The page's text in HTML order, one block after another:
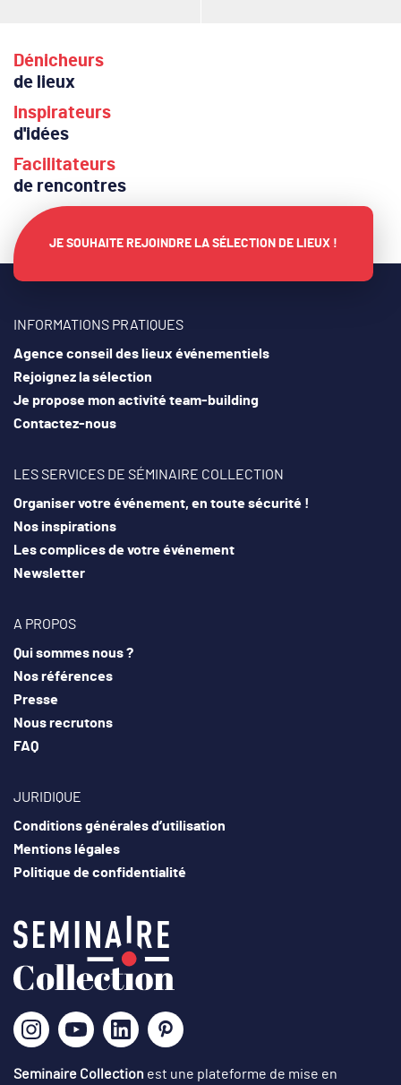
Dénicheurs
de lieux
Inspirateurs
d'idées
Facilitateurs
de rencontres
JE SOUHAITE REJOINDRE LA SÉLECTION DE LIEUX !
INFORMATIONS PRATIQUES
Agence conseil des lieux événementiels
Rejoignez la sélection
Je propose mon activité team-building
Contactez-nous
LES SERVICES DE SÉMINAIRE COLLECTION
Organiser votre événement, en toute sécurité !
Nos inspirations
Les complices de votre événement
Newsletter
A PROPOS
Qui sommes nous ?
Nos références
Presse
Nous recrutons
FAQ
JURIDIQUE
Conditions générales d’utilisation
Mentions légales
Politique de confidentialité
Seminaire Collection est une plateforme de mise en